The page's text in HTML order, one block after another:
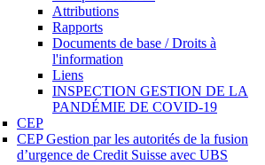
Attributions
Rapports
Documents de base / Droits à
l'information
Liens
INSPECTION GESTION DE LA
PANDÉMIE DE COVID-19
CEP
CEP Gestion par les autorités de la fusion
d’urgence de Credit Suisse avec UBS